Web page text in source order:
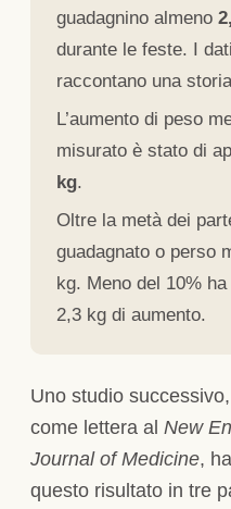
guadagnino almeno
durante le feste. I
raccontano una
L’aumento di peso
misurato è stato di
kg.
Oltre la metà dei
guadagnato o perso
kg. Meno del 10%
2,3 kg di aumento.
Uno studio
come lettera al New
Journal of Medicine,
questo risultato in tre